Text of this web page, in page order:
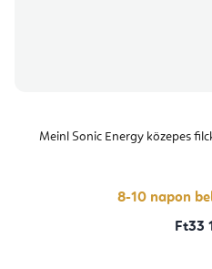
Meinl Sonic Energy közepes
8-10 napon
Ft33